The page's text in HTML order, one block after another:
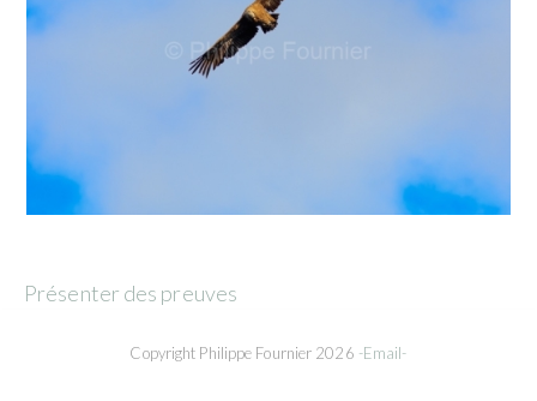
Présenter des preuves
Copyright Philippe Fournier 2026 -Email-